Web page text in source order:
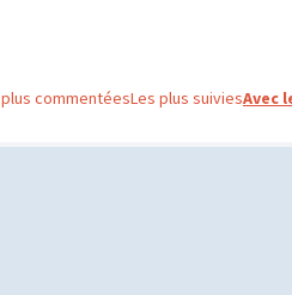
commentéesLes plus suiviesAvec